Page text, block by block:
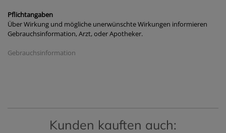
Pflichtangaben
Über Wirkung und mögliche unerwünschte Wirkungen informieren
Gebrauchsinformation, Arzt, oder Apotheker.
Gebrauchsinformation
Kunden kauften auch: